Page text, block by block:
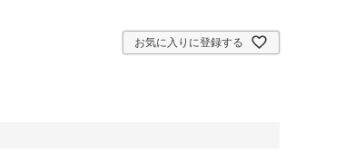
お気に入りに登録する